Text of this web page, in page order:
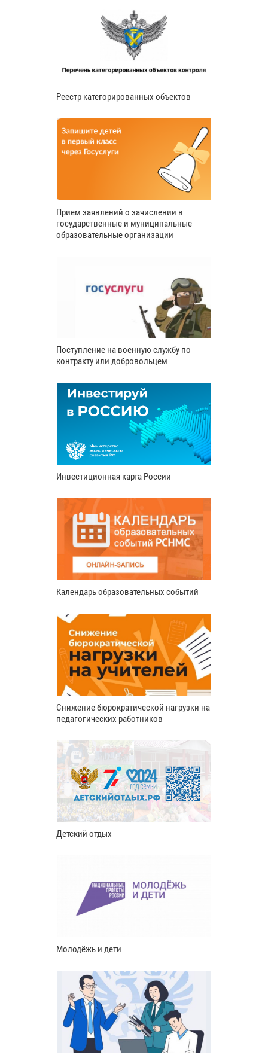
Реестр категорированных объектов
Прием заявлений о зачислении в
государственные и муниципальные
образовательные организации
Поступление на военную службу по
контракту или добровольцем
Инвестиционная карта России
Календарь образовательных событий
Снижение бюрократической нагрузки на
педагогических работников
Детский отдых
Молодёжь и дети